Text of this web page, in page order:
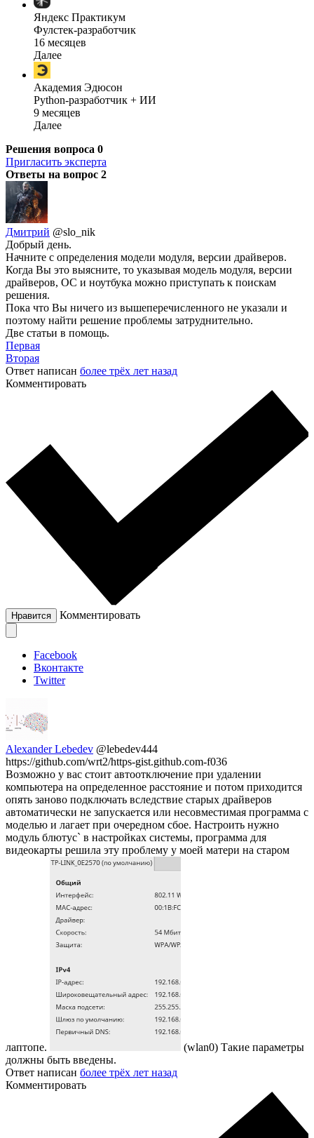
Яндекс Практикум
Фулстек-разработчик
16 месяцев
Далее
Академия Эдюсон
Python-разработчик + ИИ
9 месяцев
Далее
Решения вопроса 0
Пригласить эксперта
Ответы на вопрос 2
Дмитрий @slo_nik
Добрый день.
Начните с определения модели модуля, версии драйверов.
Когда Вы это выясните, то указывая модель модуля, версии
драйверов, ОС и ноутбука можно приступать к поискам
решения.
Пока что Вы ничего из вышеперечисленного не указали и
поэтому найти решение проблемы затруднительно.
Две статьи в помощь.
Первая
Вторая
Ответ написан более трёх лет назад
Комментировать
Нравится Комментировать
Facebook
Вконтакте
Twitter
Alexander Lebedev @lebedev444
https://github.com/wrt2/https-gist.github.com-f036
Возможно у вас стоит автоотключение при удалении
компьютера на определенное расстояние и потом приходится
опять заново подключать вследствие старых драйверов
автоматически не запускается или несовместимая программа с
моделью и лагает при очередном сбое. Настроить нужно
модуль блютус` в настройках системы, программа для
видеокарты решила эту проблему у моей матери на старом
лаптопе.
(wlan0) Такие параметры
должны быть введены.
Ответ написан более трёх лет назад
Комментировать